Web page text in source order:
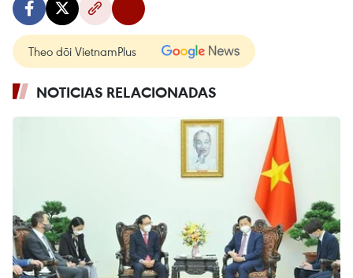
Theo dõi VietnamPlus
NOTICIAS RELACIONADAS